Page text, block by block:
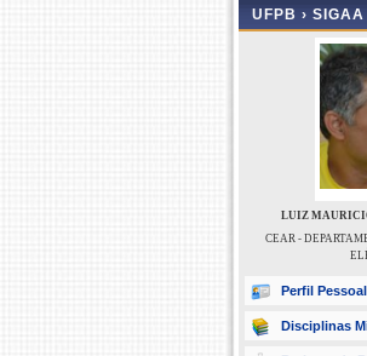
UFPB ›
LUIZ
CEAR -
Perfil Pessoal
Disciplinas